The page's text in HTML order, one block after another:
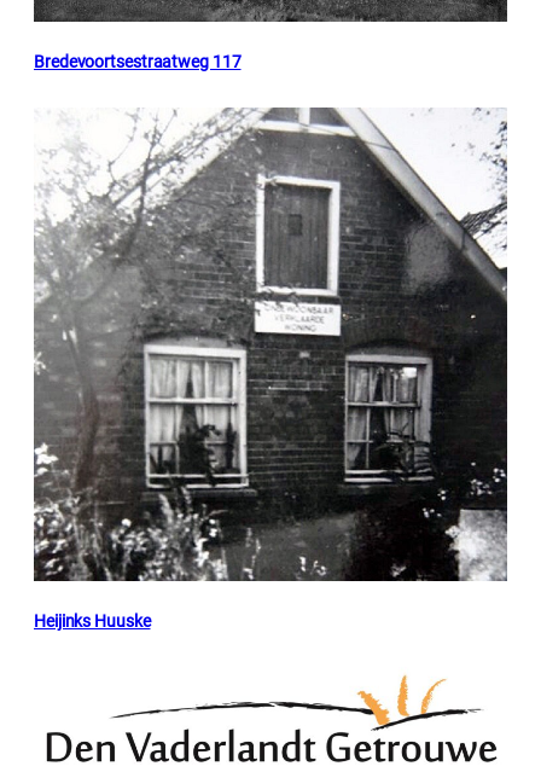
Bredevoortsestraatweg 117
Heijinks Huuske